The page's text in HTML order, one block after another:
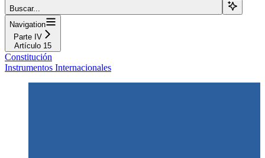
Buscar...
Navigation
Parte IV
Artículo 15
Constitución
Instrumentos Internacionales